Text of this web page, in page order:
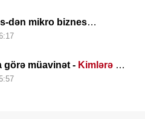
dən mikro biznes
endirim
görə müavinət - Kimlərə nə